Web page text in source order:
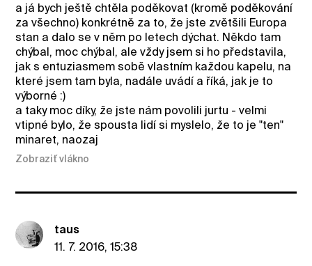
a já bych ještě chtěla poděkovat (kromě poděkování
za všechno) konkrétně za to, že jste zvětšili Europa
stan a dalo se v něm po letech dýchat. Někdo tam
chýbal, moc chýbal, ale vždy jsem si ho představila,
jak s entuziasmem sobě vlastním každou kapelu, na
které jsem tam byla, nadále uvádí a říká, jak je to
výborné :)
a taky moc díky, že jste nám povolili jurtu - velmi
vtipné bylo, že spousta lidí si myslelo, že to je "ten"
minaret, naozaj
Zobraziť vlákno
taus
11. 7. 2016, 15:38